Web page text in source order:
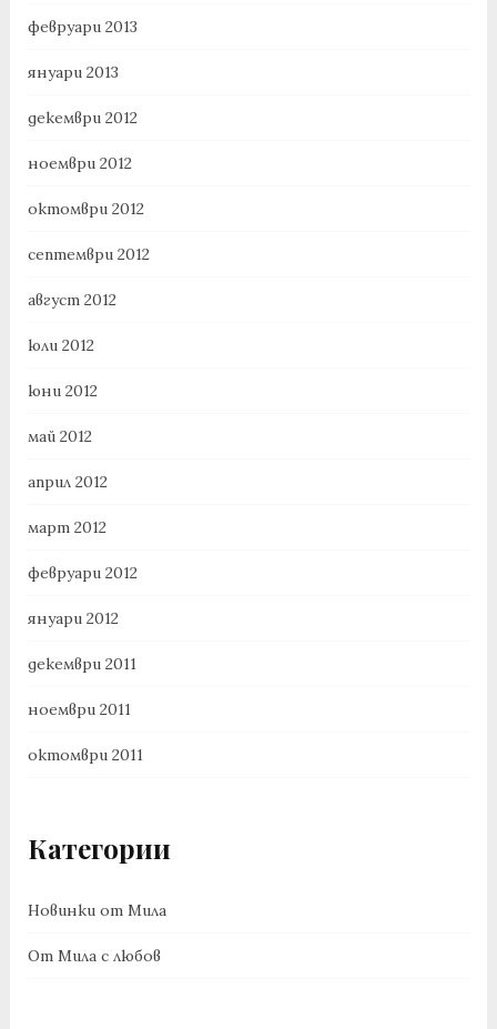
февруари 2013
януари 2013
декември 2012
ноември 2012
октомври 2012
септември 2012
август 2012
юли 2012
юни 2012
май 2012
април 2012
март 2012
февруари 2012
януари 2012
декември 2011
ноември 2011
октомври 2011
Категории
Новинки от Мила
От Мила с любов